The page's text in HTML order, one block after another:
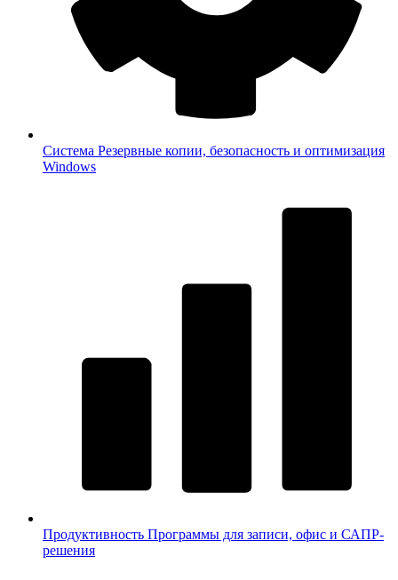
Система Резервные копии, безопасность и оптимизация
Windows
Продуктивность Программы для записи, офис и САПР-
решения